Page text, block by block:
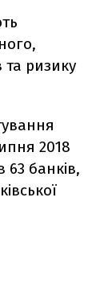
ризику
2018
63 банків,